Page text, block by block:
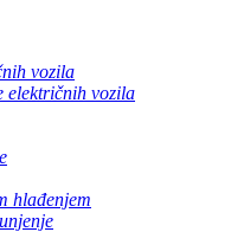
vozila
električnih vozila
hlađenjem